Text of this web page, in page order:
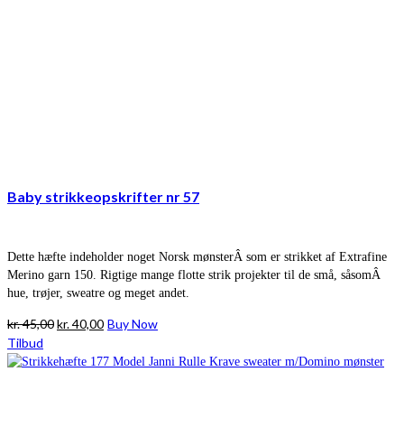
Baby strikkeopskrifter nr 57
Dette hæfte indeholder noget Norsk mønsterÂ som er strikket af Extrafine
Merino garn 150. Rigtige mange flotte strik projekter til de små, såsomÂ
hue, trøjer, sweatre og meget andet.
kr.45,00Den
pris
kr.40,00Den
pris
Buy Now
Tilbud